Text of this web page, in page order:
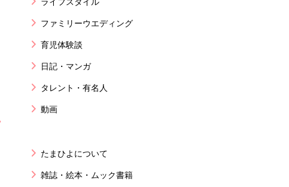
ファミリーウエディング
育児体験談
日記・マンガ
タレント・有名人
動画
たまひよについて
雑誌・絵本・ムック書籍